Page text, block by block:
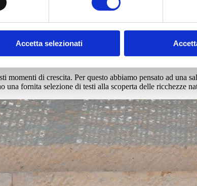
Accetta selezionati
e della creatività. Si gioca, si esplora, si cresce, si
di crescita. Per questo abbiamo pensato ad una
fornita selezione di testi alla scoperta delle ricchezze